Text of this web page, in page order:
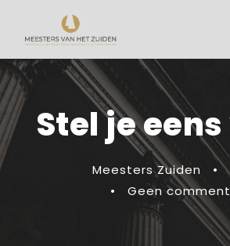
Stel je
Meesters Zuiden •
•
Geen